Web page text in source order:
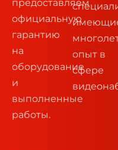
предоставляем
официальную
гарантию
на
оборудование
и
выполненные
работы.
опыт в
сфере